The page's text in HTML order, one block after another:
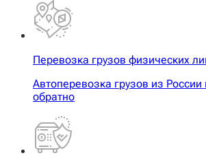
Перевозка грузов физических
Автоперевозка грузов из
обратно